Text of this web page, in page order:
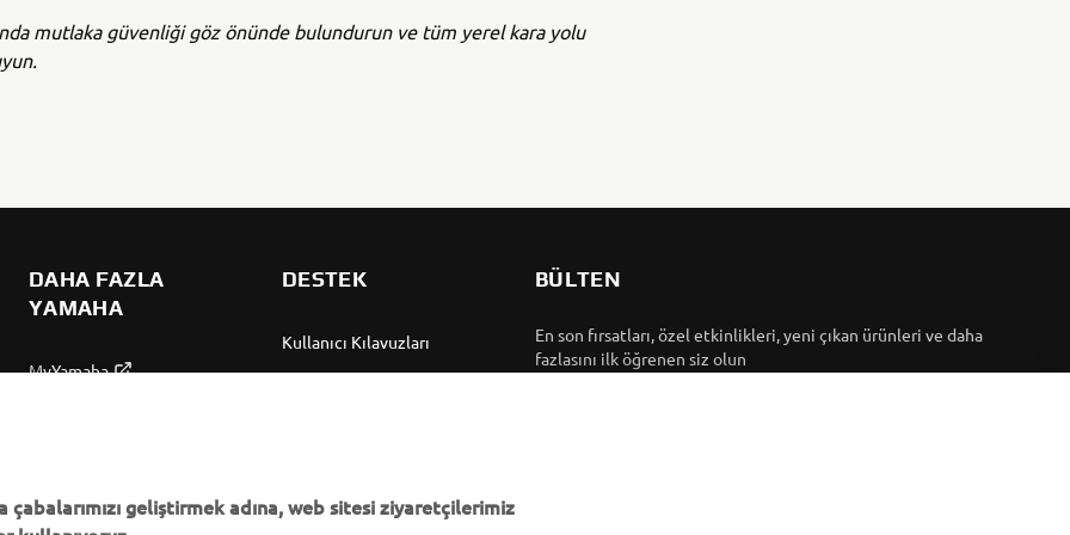
mutlaka güvenliği göz önünde bulundurun ve tüm yerel kara yolu
DAHA FAZLA
YAMAHA
MyYamaha
Yamaha Motor Global
DESTEK
Kullanıcı Kılavuzları
Bilgilendirme
BÜLTEN
En son fırsatları, özel etkinlikleri, yeni çıkan ürünleri ve daha
fazlasını ilk öğrenen siz olun
geliştirmek adına, web sitesi ziyaretçilerimiz